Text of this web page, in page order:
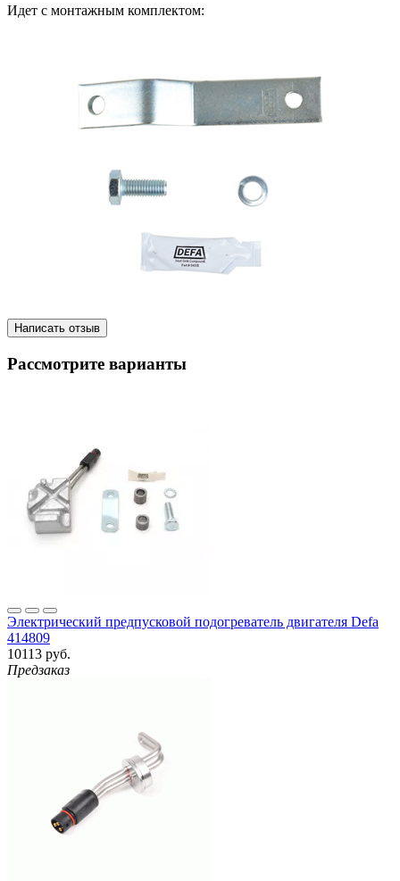
Идет с монтажным комплектом:
Написать отзыв
Рассмотрите варианты
Электрический предпусковой подогреватель двигателя Defa
414809
10113 руб.
Предзаказ